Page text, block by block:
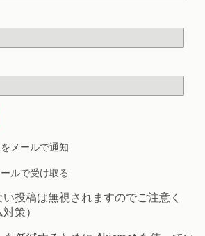
メールで通知
ルで受け取る
投稿は無視されますのでご注意く
策）